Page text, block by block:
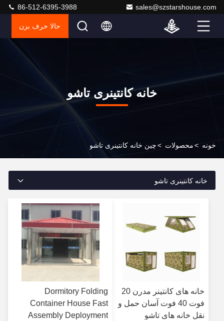
sales@szstarshouse.com
86-512-6395-3988
حالا حرف بزن
خانه کانتینری تاشو
خونه >محصولات >چین خانه کانتینری تاشو
خانه کانتینری تاشو
خانه های کانتینر مدرن 20
فوت 40 فوت آسان حمل و
نقل خانه های تاشو
Dormitory Folding
Container House Fast
Assembly Deployment